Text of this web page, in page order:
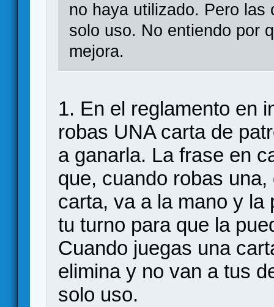
no haya utilizado. Pero las
solo uso. No entiendo por
mejora.
1. En el reglamento en
robas UNA carta de
a ganarla. La frase en
que, cuando robas
carta, va a la mano y la
tu turno para que la
Cuando juegas una
elimina y no van a tus
solo uso.